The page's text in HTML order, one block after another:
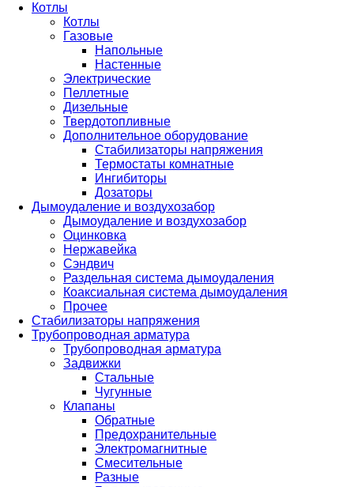
Котлы
Котлы
Газовые
Напольные
Настенные
Электрические
Пеллетные
Дизельные
Твердотопливные
Дополнительное оборудование
Стабилизаторы напряжения
Термостаты комнатные
Ингибиторы
Дозаторы
Дымоудаление и воздухозабор
Дымоудаление и воздухозабор
Оцинковка
Нержавейка
Сэндвич
Раздельная система дымоудаления
Коаксиальная система дымоудаления
Прочее
Стабилизаторы напряжения
Трубопроводная арматура
Трубопроводная арматура
Задвижки
Стальные
Чугунные
Клапаны
Обратные
Предохранительные
Электромагнитные
Смесительные
Разные